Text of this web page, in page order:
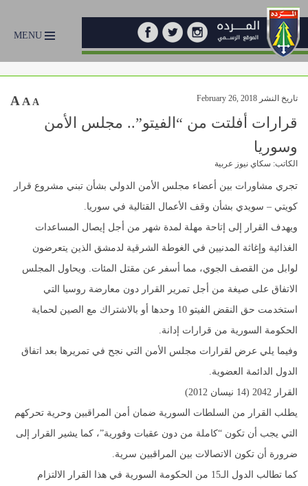
MENU
تاريخ النشر February 26, 2018 A A A
قرارات أفلتت من “الفيتو”.. مجلس الأمن
وسوريا
الكاتب: سكاي نيوز عربية
تجري مشاورات بين أعضاء مجلس الأمن الدولي بشأن تبني مشروع قرار
كويتي – سويدي بشأن وقف الأعمال القتالية في سوريا.
ويهدف القرار إلى إتاحة مهلة لمدة شهر من أجل إيصال المساعدات
الغذائية وإغاثة المدنيين في الغوطة الشرقية لدمشق الذين يتعرضون
لوابل من القصف الجوي، مما أسفر عن مقتل المئات. ويحاول المجلس
الاتفاق على صيغة من أجل تمرير القرار دون معارضة روسيا التي
استخدمت حق النقض الفيتو 10 وحدها أو بالاشتراك مع الصين لحماية
الحكومة السورية من قرارات إدانة.
وفيما يلي عرض لقرارات مجلس الأمن التي نجح في تمريرها بعد اتفاق
الدول الدائمة العضوية.
القرار 2042 (14 نيسان 2012)
يطلب القرار من السلطات السورية ضمان أمن المراقبين وحرية تحركهم
التي يجب أن تكون “كاملة من دون عقبات وفورية”، كما يشير القرار إلى
ضرورة أن تكون الاتصالات بين المراقبين سرية.
كما تطالب الدول الـ15 من الحكومة السورية في هذا القرار الالتزام